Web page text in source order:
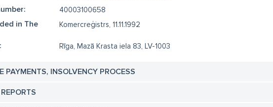
40003100658
in The
Komercreģistrs, 11.11.1992
Rīga, Mazā Krasta iela 83, LV-1003
PAYMENTS, INSOLVENCY PROCESS